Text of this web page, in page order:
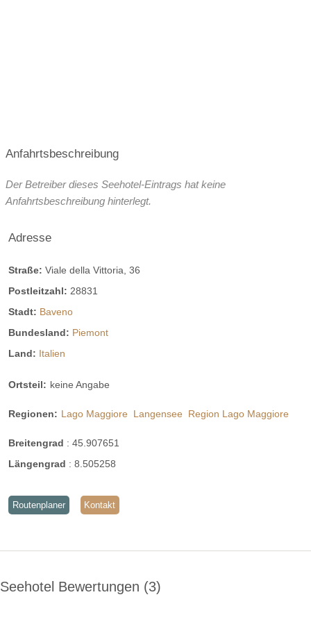
Anfahrtsbeschreibung
Der Betreiber dieses Seehotel-Eintrags hat keine
Anfahrtsbeschreibung hinterlegt.
Adresse
Straße: Viale della Vittoria, 36
Postleitzahl: 28831
Stadt: Baveno
Bundesland: Piemont
Land: Italien
Ortsteil: keine Angabe
Regionen: Lago Maggiore Langensee Region Lago Maggiore
Breitengrad : 45.907651
Längengrad : 8.505258
Routenplaner Kontakt
Seehotel Bewertungen 3